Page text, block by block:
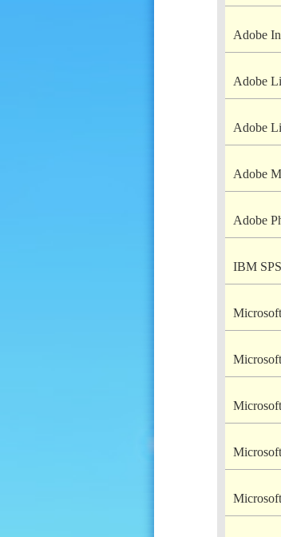
Adobe
Adobe
Adobe
Adobe
Adobe
IBM